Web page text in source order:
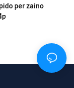
per zaino